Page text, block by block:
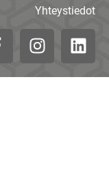
Yhteystiedot